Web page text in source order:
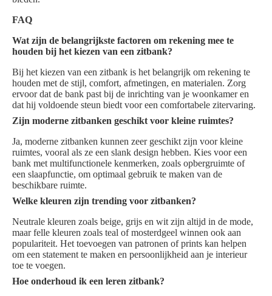
FAQ
Wat zijn de belangrijkste factoren om rekening mee te
houden bij het kiezen van een zitbank?
Bij het kiezen van een zitbank is het belangrijk om rekening te
houden met de stijl, comfort, afmetingen, en materialen. Zorg
ervoor dat de bank past bij de inrichting van je woonkamer en
dat hij voldoende steun biedt voor een comfortabele zitervaring.
Zijn moderne zitbanken geschikt voor kleine ruimtes?
Ja, moderne zitbanken kunnen zeer geschikt zijn voor kleine
ruimtes, vooral als ze een slank design hebben. Kies voor een
bank met multifunctionele kenmerken, zoals opbergruimte of
een slaapfunctie, om optimaal gebruik te maken van de
beschikbare ruimte.
Welke kleuren zijn trending voor zitbanken?
Neutrale kleuren zoals beige, grijs en wit zijn altijd in de mode,
maar felle kleuren zoals teal of mosterdgeel winnen ook aan
populariteit. Het toevoegen van patronen of prints kan helpen
om een statement te maken en persoonlijkheid aan je interieur
toe te voegen.
Hoe onderhoud ik een leren zitbank?